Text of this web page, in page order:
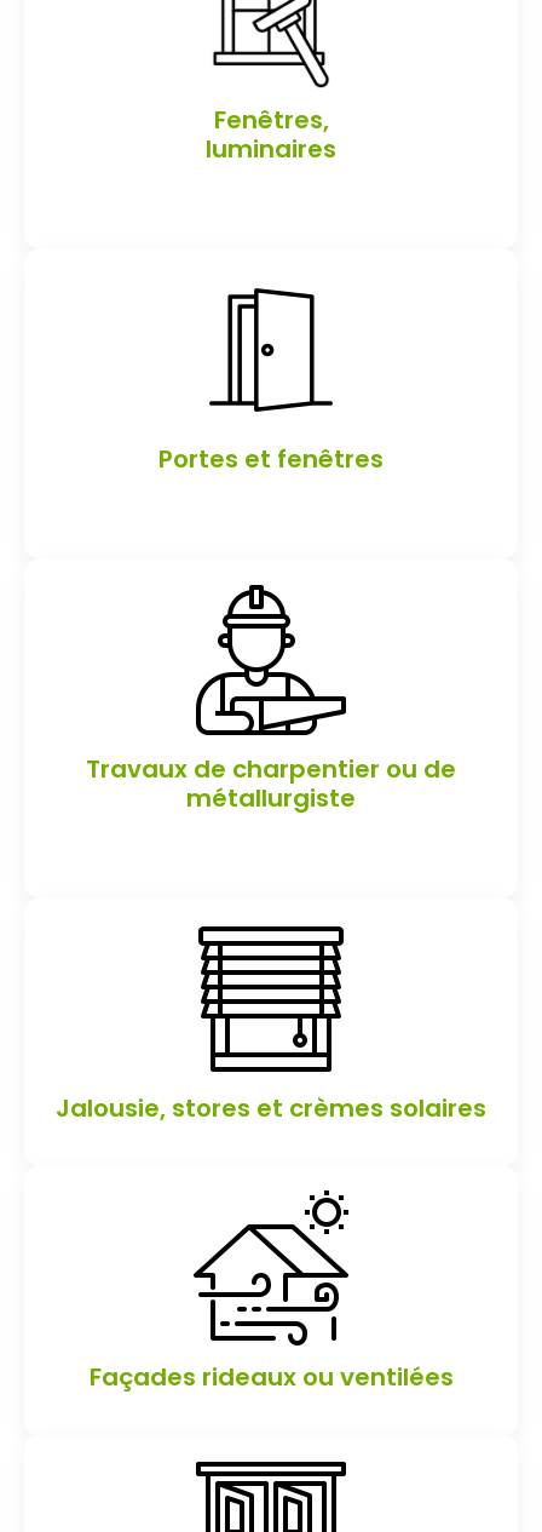
Fenêtres,
luminaires
Portes et fenêtres
Travaux de charpentier ou de
métallurgiste
Jalousie, stores et crèmes solaires
Façades rideaux ou ventilées